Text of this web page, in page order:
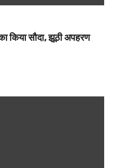
किया सौदा, झूठी अपहरण